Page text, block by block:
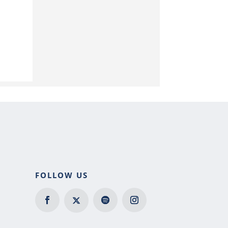
FOLLOW US